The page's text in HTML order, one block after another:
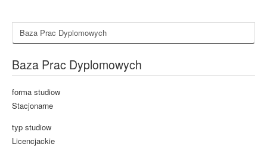
Baza Prac Dyplomowych
Baza Prac Dyplomowych
forma studiow
Stacjonarne
typ studiow
Licencjackie